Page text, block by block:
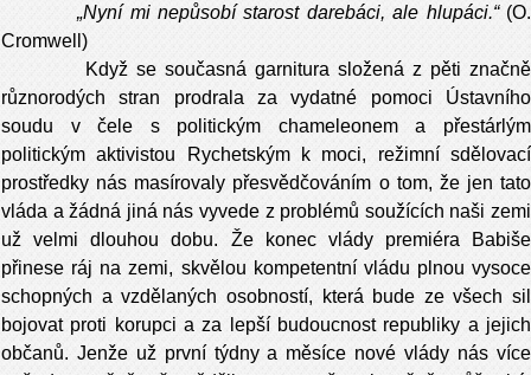
„Nyní mi nepůsobí starost darebáci, ale hlupáci.“ (O.
Cromwell)
Když se současná garnitura složená z pěti značně
různorodých stran prodrala za vydatné pomoci Ústavního
soudu v čele s politickým chameleonem a přestárlým
politickým aktivistou Rychetským k moci, režimní sdělovací
prostředky nás masírovaly přesvědčováním o tom, že jen tato
vláda a žádná jiná nás vyvede z problémů soužících naši zemi
už velmi dlouhou dobu. Že konec vlády premiéra Babiše
přinese ráj na zemi, skvělou kompetentní vládu plnou vysoce
schopných a vzdělaných osobností, která bude ze všech sil
bojovat proti korupci a za lepší budoucnost republiky a jejich
občanů. Jenže už první týdny a měsíce nové vlády nás více